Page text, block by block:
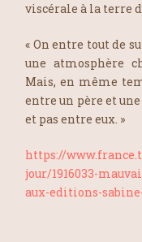
viscérale à la terre
« On entre tout de
une atmosphère
Mais, en même
entre un père et
et pas entre eux. »
https://
jour/1916033-
aux-editions-